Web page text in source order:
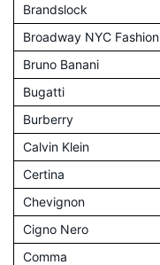
Brandslock
Broadway NYC Fashion
Bruno Banani
Bugatti
Burberry
Calvin Klein
Certina
Chevignon
Cigno Nero
Comma